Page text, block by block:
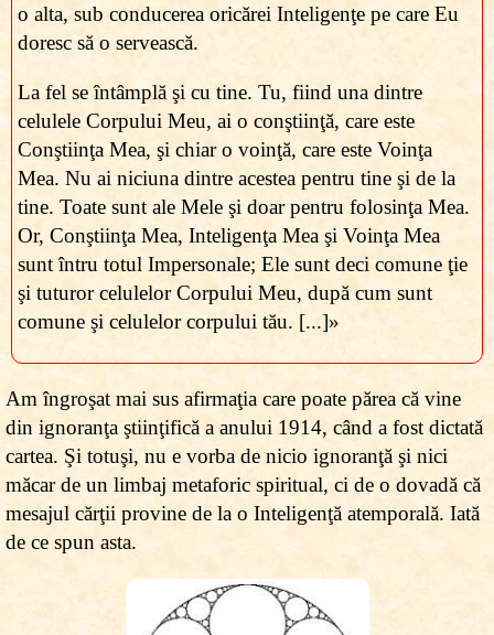
o alta, sub conducerea oricărei Inteligenţe pe care Eu
doresc să o servească.
La fel se întâmplă şi cu tine. Tu, fiind una dintre
celulele Corpului Meu, ai o conştiinţă, care este
Conştiinţa Mea, şi chiar o voinţă, care este Voinţa
Mea. Nu ai niciuna dintre acestea pentru tine şi de la
tine. Toate sunt ale Mele şi doar pentru folosinţa Mea.
Or, Conştiinţa Mea, Inteligenţa Mea şi Voinţa Mea
sunt întru totul Impersonale; Ele sunt deci comune ţie
şi tuturor celulelor Corpului Meu, după cum sunt
comune şi celulelor corpului tău. [...]»
Am îngroşat mai sus afirmaţia care poate părea că vine
din ignoranţa ştiinţifică a anului 1914, când a fost dictată
cartea. Şi totuşi, nu e vorba de nicio ignoranţă şi nici
măcar de un limbaj metaforic spiritual, ci de o dovadă că
mesajul cărţii provine de la o Inteligenţă atemporală. Iată
de ce spun asta.